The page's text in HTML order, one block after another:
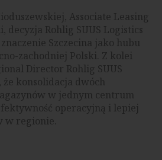
Associate Leasing
decyzja Rohlig SUUS Logistics
Szczecina jako hubu
zachodniej Polski. Z kolei
Director Rohlig SUUS
konsolidacja dwóch
w jednym centrum
operacyjną i lepiej
w regionie.